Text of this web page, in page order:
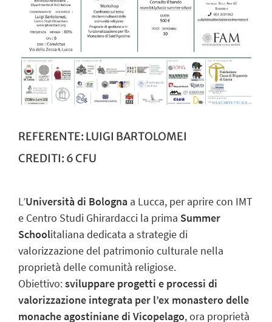
REFERENTE: LUIGI BARTOLOMEI
CREDITI: 6 CFU
L’Università di Bologna a Lucca, per aprire con IMT
e Centro Studi Ghirardacci la prima Summer
Schoolitaliana dedicata a strategie di
valorizzazione del patrimonio culturale nella
proprietà delle comunità religiose.
Obiettivo:sviluppare progetti e processi di
valorizzazione integrata per l’ex monastero delle
monache agostiniane di Vicopelago, ora proprietà